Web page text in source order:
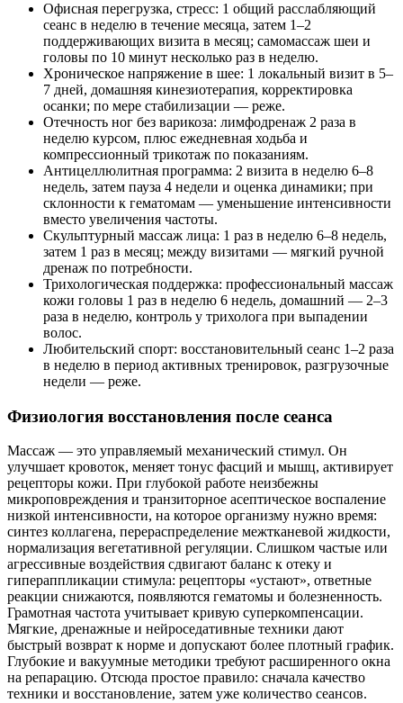
Офисная перегрузка, стресс: 1 общий расслабляющий
сеанс в неделю в течение месяца, затем 1–2
поддерживающих визита в месяц; самомассаж шеи и
головы по 10 минут несколько раз в неделю.
Хроническое напряжение в шее: 1 локальный визит в 5–
7 дней, домашняя кинезиотерапия, корректировка
осанки; по мере стабилизации — реже.
Отечность ног без варикоза: лимфодренаж 2 раза в
неделю курсом, плюс ежедневная ходьба и
компрессионный трикотаж по показаниям.
Антицеллюлитная программа: 2 визита в неделю 6–8
недель, затем пауза 4 недели и оценка динамики; при
склонности к гематомам — уменьшение интенсивности
вместо увеличения частоты.
Скульптурный массаж лица: 1 раз в неделю 6–8 недель,
затем 1 раз в месяц; между визитами — мягкий ручной
дренаж по потребности.
Трихологическая поддержка: профессиональный массаж
кожи головы 1 раз в неделю 6 недель, домашний — 2–3
раза в неделю, контроль у трихолога при выпадении
волос.
Любительский спорт: восстановительный сеанс 1–2 раза
в неделю в период активных тренировок, разгрузочные
недели — реже.
Физиология восстановления после сеанса
Массаж — это управляемый механический стимул. Он
улучшает кровоток, меняет тонус фасций и мышц, активирует
рецепторы кожи. При глубокой работе неизбежны
микроповреждения и транзиторное асептическое воспаление
низкой интенсивности, на которое организму нужно время:
синтез коллагена, перераспределение межтканевой жидкости,
нормализация вегетативной регуляции. Слишком частые или
агрессивные воздействия сдвигают баланс к отеку и
гипераппликации стимула: рецепторы «устают», ответные
реакции снижаются, появляются гематомы и болезненность.
Грамотная частота учитывает кривую суперкомпенсации.
Мягкие, дренажные и нейроседативные техники дают
быстрый возврат к норме и допускают более плотный график.
Глубокие и вакуумные методики требуют расширенного окна
на репарацию. Отсюда простое правило: сначала качество
техники и восстановление, затем уже количество сеансов.